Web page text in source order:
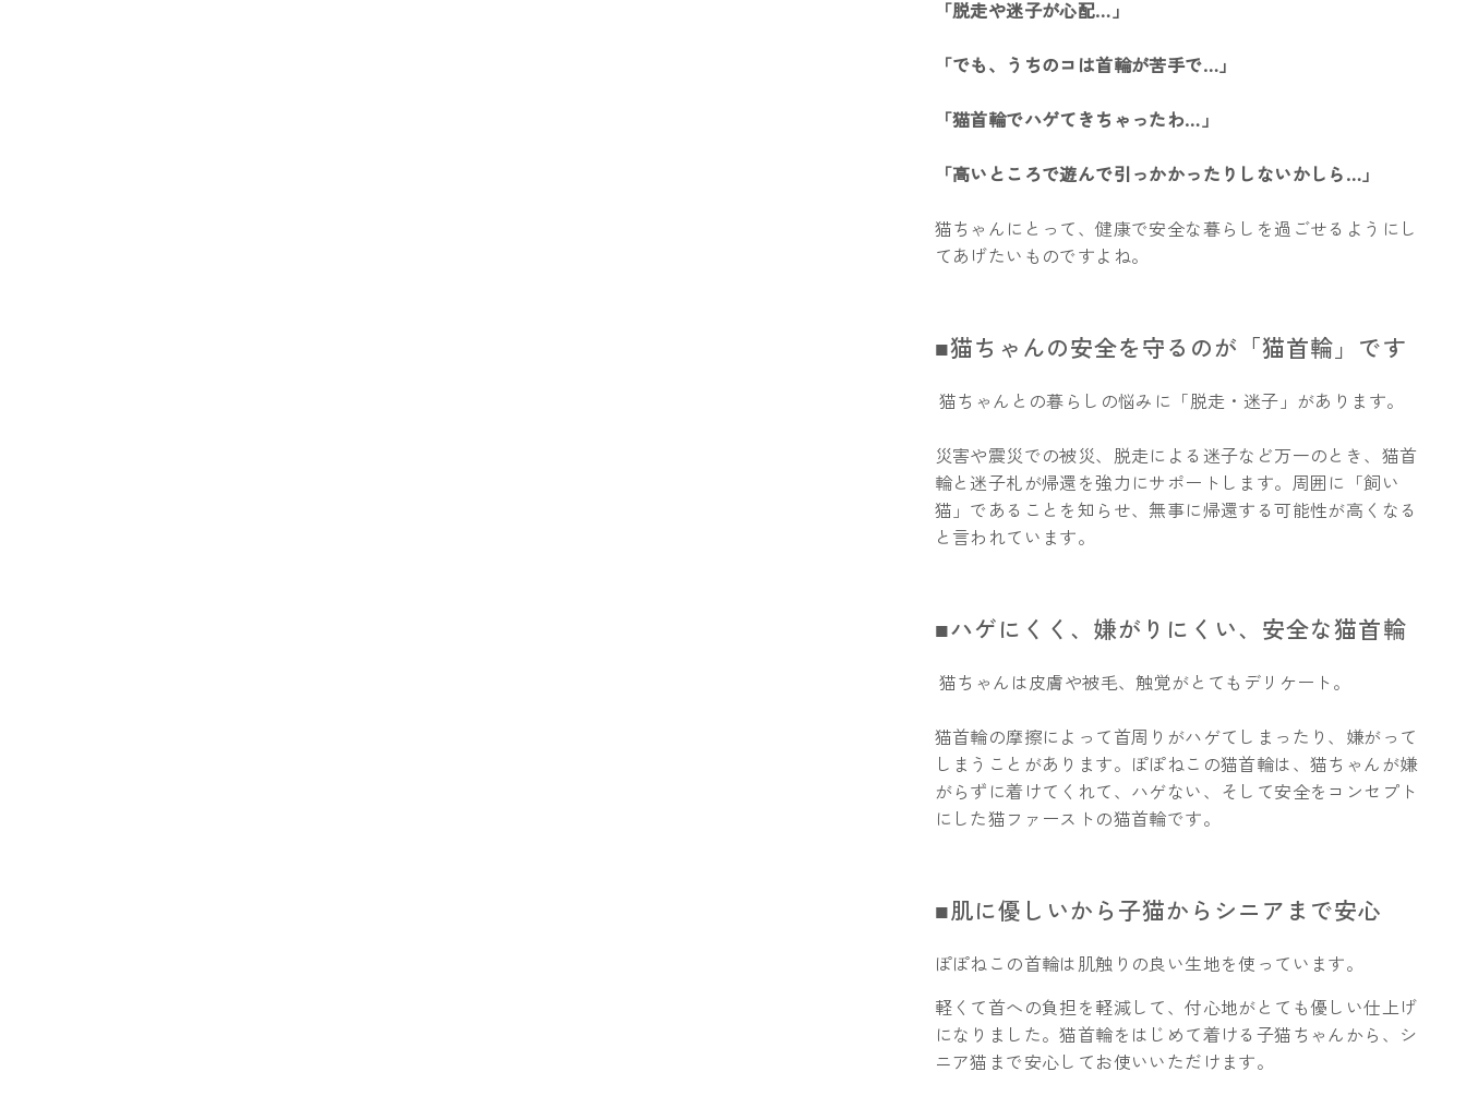
「脱走や迷子が心配…」
「でも、うちのコは首輪が苦手で…」
「猫首輪でハゲてきちゃったわ…」
「高いところで遊んで引っかかったりしないかしら…」
猫ちゃんにとって、健康で安全な暮らしを過ごせるようにし
てあげたいものですよね。
■猫ちゃんの安全を守るのが「猫首輪」です
猫ちゃんとの暮らしの悩みに「脱走・迷子」があります。
災害や震災での被災、脱走による迷子など万一のとき、猫首
輪と迷子札が帰還を強力にサポートします。周囲に「飼い
猫」であることを知らせ、無事に帰還する可能性が高くなる
と言われています。
■ハゲにくく、嫌がりにくい、安全な猫首輪
猫ちゃんは皮膚や被毛、触覚がとてもデリケート。
猫首輪の摩擦によって首周りがハゲてしまったり、嫌がって
しまうことがあります。ぽぽねこの猫首輪は、猫ちゃんが嫌
がらずに着けてくれて、ハゲない、そして安全をコンセプト
にした猫ファーストの猫首輪です。
■肌に優しいから子猫からシニアまで安心
ぽぽねこの首輪は肌触りの良い生地を使っています。
軽くて首への負担を軽減して、付心地がとても優しい仕上げ
になりました。猫首輪をはじめて着ける子猫ちゃんから、シ
ニア猫まで安心してお使いいただけます。